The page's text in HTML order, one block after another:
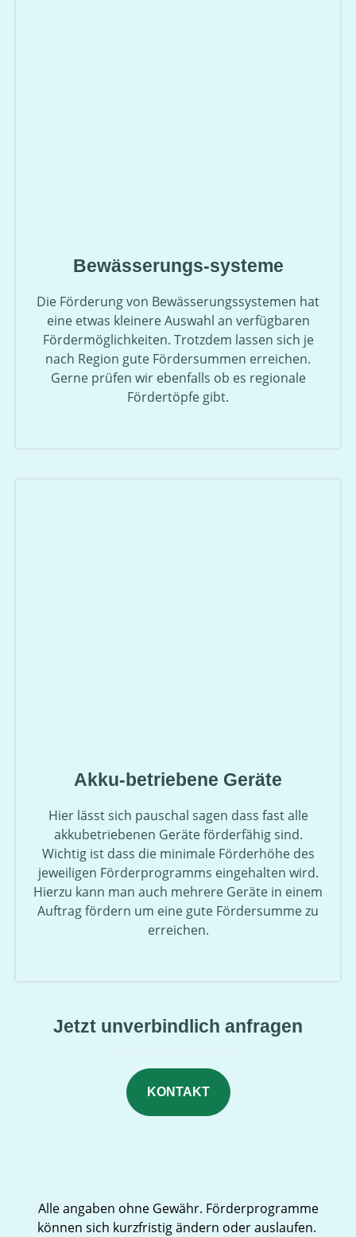
Bewässerungs-systeme
Die Förderung von Bewässerungssystemen hat
eine etwas kleinere Auswahl an verfügbaren
Fördermöglichkeiten. Trotzdem lassen sich je
nach Region gute Fördersummen erreichen.
Gerne prüfen wir ebenfalls ob es regionale
Fördertöpfe gibt.
Akku-betriebene Geräte
Hier lässt sich pauschal sagen dass fast alle
akkubetriebenen Geräte förderfähig sind.
Wichtig ist dass die minimale Förderhöhe des
jeweiligen Förderprogramms eingehalten wird.
Hierzu kann man auch mehrere Geräte in einem
Auftrag fördern um eine gute Fördersumme zu
erreichen.
Jetzt unverbindlich anfragen
KONTAKT
Alle angaben ohne Gewähr. Förderprogramme
können sich kurzfristig ändern oder auslaufen.